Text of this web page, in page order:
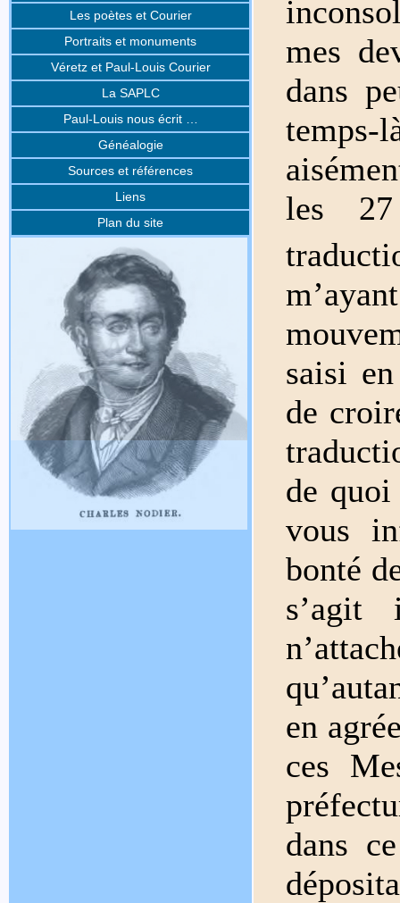
Les poètes et Courier
Portraits et monuments
Véretz et Paul-Louis Courier
La SAPLC
Paul-Louis nous écrit …
Généalogie
Sources et références
Liens
Plan du site
mes
dans
les
saisi
de
de
vous
bonté
s’agit
en
ces
dans